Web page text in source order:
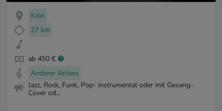
Köln
27 km
ab 450 €
Anderer Anlass
Jazz, Rock, Funk, Pop- instrumental oder mit Gesang-
Cover od...